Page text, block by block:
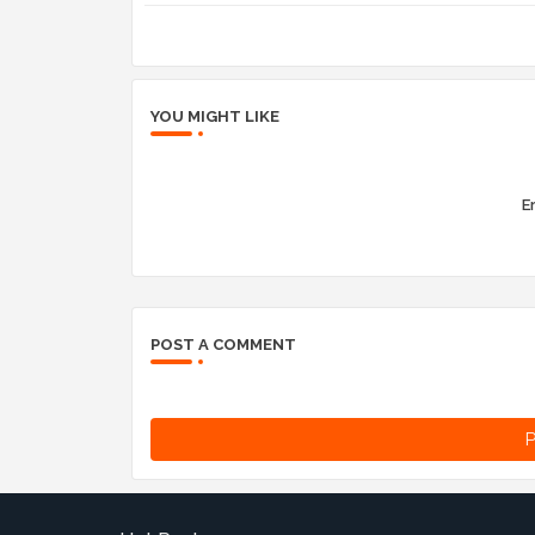
YOU MIGHT LIKE
POST A COMMENT